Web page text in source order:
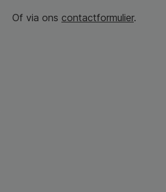
Of via ons contactformulier.